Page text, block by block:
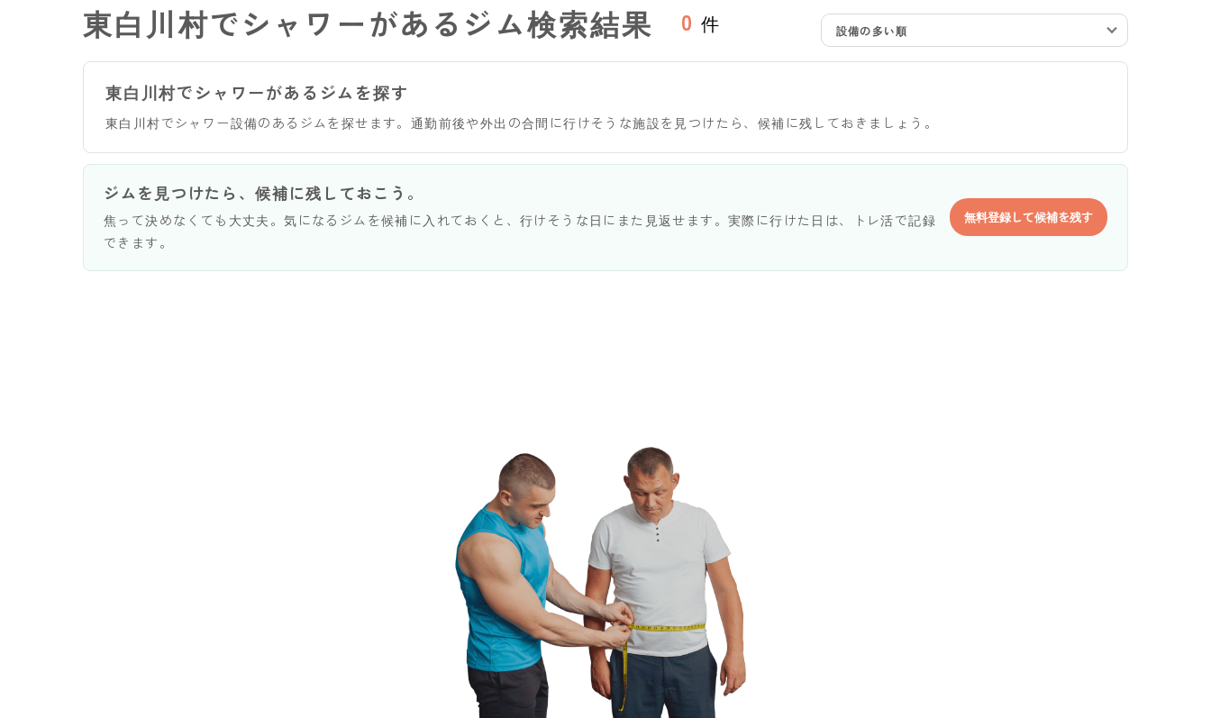
東白川村でシャワーがあるジム検索結果 0 件 設備の多い順
東白川村でシャワーがあるジムを探す
東白川村でシャワー設備のあるジムを探せます。通勤前後や外出の合間に行けそうな施設を見つけたら、候補に残しておきましょう。
ジムを見つけたら、候補に残しておこう。
焦って決めなくても大丈夫。気になるジムを候補に入れておくと、行けそうな日にまた見返せます。実際に行けた日は、トレ活で記録
できます。
無料登録して候補を残す